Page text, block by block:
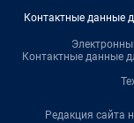
Контактные данные
Контактные данные
Редакция сайта